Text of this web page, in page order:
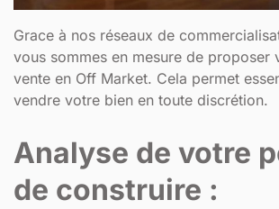
Grace à nos réseaux de
vous sommes en mesure de proposer
vente en Off Market. Cela permet
vendre votre bien en toute discrétion.
Analyse de votre
de construire :